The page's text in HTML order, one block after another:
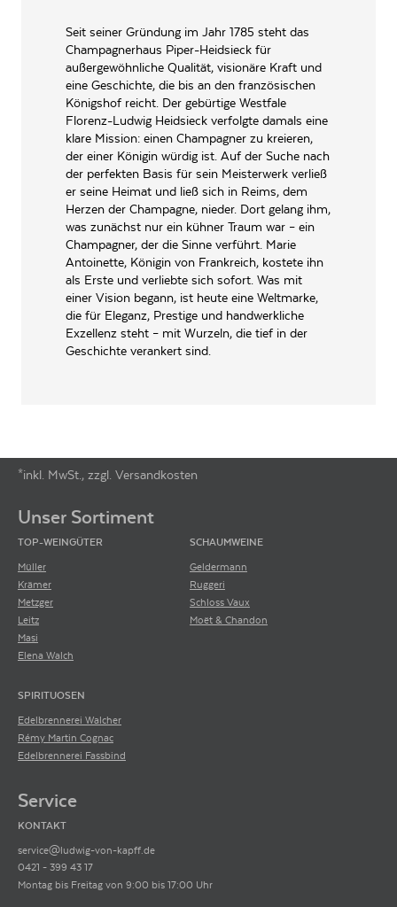
PunktevonDecanter Punkte 2014
»Abundant aromas of flowers and cherry blossom, red berries and black
cherry and a hint of spice. Despite the fruity and floral character, the palate is
driving and fresh, textured and chalky. It balances stony, mineral notes with
the richness of candied orange, spice, mocha and black cherry, with a subtle
bitterness appearing as the mousse fizzes away. This is a generous rosé
Champagne, its power is evident. When this 2014 vintage of Rare rosé was
created, the very first vintage of Rare rosé, the 2007, had still not been
released. 'We were still fine tuning what the style of Rare rosé would be,' says
Émilien Boutillat, so there are slight differences, in terms of winemaking
and outlook, between the first four vintages of this cuvée. 2014 was a
challenging vintage, the weather switched continually between cold, rainy
periods and sunshine. Overall it was a cool vintage, and harvest was dry and
sunny. As with the flagship white Rare, the majority of the blend comes of
the Montagne de Reims. This iteration has 18% added as red wine.«
Decanter Punkte
Das renommierte britische Weinmagazin Decanter wurde 1975 gegründet
und ist die älteste Weinveröffentlichung für Verbraucher in Großbritannien.
Heute ist sie ganz einfach die weltweit führende Weinmedienmarke.
PRODUZENT / ABFÜLLER / HERSTELLER
allée du Vignoble F-51100
Reims
WEINTYPGESCHMACK Brut
3018333005095
ARTIKELNUMMER 105099
Seit seiner Gründung im Jahr 1785 steht das
Champagnerhaus Piper-Heidsieck für
außergewöhnliche Qualität, visionäre Kraft und
eine Geschichte, die bis an den französischen
Königshof reicht. Der gebürtige Westfale
Florenz-Ludwig Heidsieck verfolgte damals eine
klare Mission: einen Champagner zu kreieren,
der einer Königin würdig ist. Auf der Suche nach
der perfekten Basis für sein Meisterwerk verließ
er seine Heimat und ließ sich in Reims, dem
Herzen der Champagne, nieder. Dort gelang ihm,
was zunächst nur ein kühner Traum war – ein
Champagner, der die Sinne verführt. Marie
Antoinette, Königin von Frankreich, kostete ihn
als Erste und verliebte sich sofort. Was mit
einer Vision begann, ist heute eine Weltmarke,
die für Eleganz, Prestige und handwerkliche
Exzellenz steht – mit Wurzeln, die tief in der
Geschichte verankert sind.
*inkl. MwSt., zzgl. Versandkosten
Unser Sortiment
TOP-WEINGÜTER
Müller
Krämer
Metzger
Leitz
Masi
Elena Walch
SCHAUMWEINE
Geldermann
Ruggeri
Schloss Vaux
Moët & Chandon
SPIRITUOSEN
Edelbrennerei Walcher
Rémy Martin Cognac
Edelbrennerei Fassbind
Service
KONTAKT
service@ludwig-von-kapff.de
0421 - 399 43 17
Montag bis Freitag von 9:00 bis 17:00 Uhr